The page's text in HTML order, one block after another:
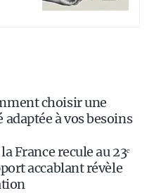
choisir une
à vos besoins
France recule au 23ᵉ
accablant révèle